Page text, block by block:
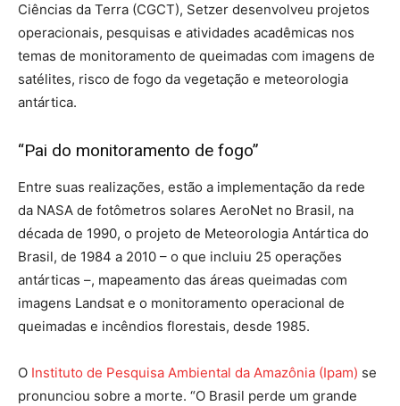
Ciências da Terra (CGCT), Setzer desenvolveu projetos
operacionais, pesquisas e atividades acadêmicas nos
temas de monitoramento de queimadas com imagens de
satélites, risco de fogo da vegetação e meteorologia
antártica.
“Pai do monitoramento de fogo”
Entre suas realizações, estão a implementação da rede
da NASA de fotômetros solares AeroNet no Brasil, na
década de 1990, o projeto de Meteorologia Antártica do
Brasil, de 1984 a 2010 – o que incluiu 25 operações
antárticas –, mapeamento das áreas queimadas com
imagens Landsat e o monitoramento operacional de
queimadas e incêndios florestais, desde 1985.
O Instituto de Pesquisa Ambiental da Amazônia (Ipam) se
pronunciou sobre a morte. “O Brasil perde um grande